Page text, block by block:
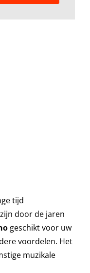
tijd
door de jaren
geschikt voor uw
voordelen. Het
muzikale